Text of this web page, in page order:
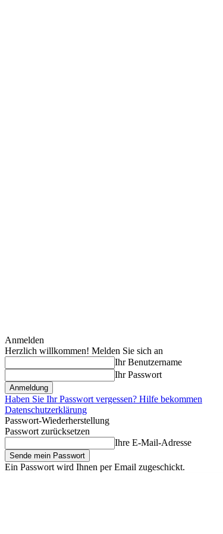
Anmelden
Herzlich willkommen! Melden Sie sich an
Ihr Benutzername
Ihr Passwort
Haben Sie Ihr Passwort vergessen? Hilfe bekommen
Datenschutzerklärung
Passwort-Wiederherstellung
Passwort zurücksetzen
Ihre E-Mail-Adresse
Ein Passwort wird Ihnen per Email zugeschickt.